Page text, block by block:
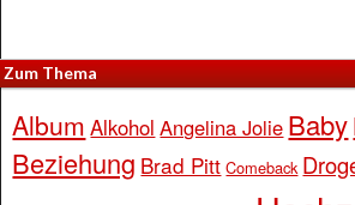
Zum Thema
Album Alkohol Angelina Jolie Baby
Beziehung Brad Pitt Comeback